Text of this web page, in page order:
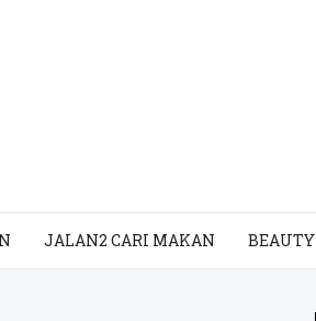
JALAN2 CARI MAKAN BEAUTY